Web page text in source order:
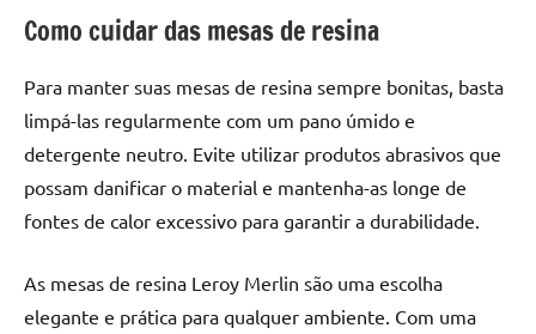
resinada
alta
qualidade,
como
as
populares
Como cuidar das mesas de resina
Para manter suas mesas de resina sempre bonitas, basta
limpá-las regularmente com um pano úmido e
detergente neutro. Evite utilizar produtos abrasivos que
possam danificar o material e mantenha-as longe de
fontes de calor excessivo para garantir a durabilidade.
As mesas de resina Leroy Merlin são uma escolha
elegante e prática para qualquer ambiente. Com uma